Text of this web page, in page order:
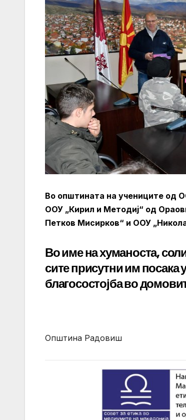
Во општината на учениците од
ООУ „Кирил и Методиј“ од
Петков Мисирков“ и ООУ
Во име на хуманоста,
сите присутни им посака
благосостојба во
Општина Радовиш